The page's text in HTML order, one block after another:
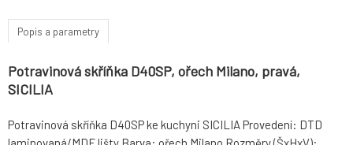
Popis a parametry
Potravinová skříňka D40SP, ořech Milano, pravá,
SICILIA
Potravinová skříňka D40SP ke kuchyni SICILIA Provedení: DTD